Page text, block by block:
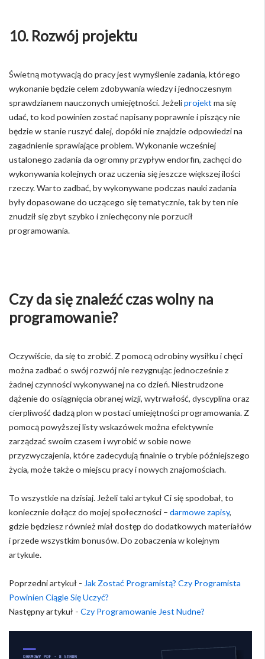
10. Rozwój projektu
Świetną motywacją do pracy jest wymyślenie zadania, którego
wykonanie będzie celem zdobywania wiedzy i jednoczesnym
sprawdzianem nauczonych umiejętności. Jeżeliprojektma się
udać, to kod powinien zostać napisany poprawnie i piszący nie
będzie w stanie ruszyć dalej, dopóki nie znajdzie odpowiedzi na
zagadnienie sprawiające problem. Wykonanie wcześniej
ustalonego zadania da ogromny przypływ endorfin, zachęci do
wykonywania kolejnych oraz uczenia się jeszcze większej ilości
rzeczy. Warto zadbać, by wykonywane podczas nauki zadania
były dopasowane do uczącego się tematycznie, tak by ten nie
znudził się zbyt szybko i zniechęcony nie porzucił
programowania.
Czy da się znaleźć czas wolny na
programowanie?
Oczywiście, da się to zrobić. Z pomocą odrobiny wysiłku i chęci
można zadbać o swój rozwój nie rezygnując jednocześnie z
żadnej czynności wykonywanej na co dzień. Niestrudzone
dążenie do osiągnięcia obranej wizji, wytrwałość, dyscyplina oraz
cierpliwość dadzą plon w postaci umiejętności programowania. Z
pomocą powyższej listy wskazówek można efektywnie
zarządzać swoim czasem i wyrobić w sobie nowe
przyzwyczajenia, które zadecydują finalnie o trybie późniejszego
życia, może także o miejscu pracy i nowych znajomościach.
To wszystkie na dzisiaj. Jeżeli taki artykuł Ci się spodobał, to
koniecznie dołącz do mojej społeczności – darmowe zapisy,
gdzie będziesz również miał dostęp do dodatkowych materiałów
i przede wszystkim bonusów. Do zobaczenia w kolejnym
artykule.
Poprzedni artykuł - Jak Zostać Programistą? Czy Programista
Powinien Ciągle Się Uczyć?
Następny artykuł - Czy Programowanie Jest Nudne?